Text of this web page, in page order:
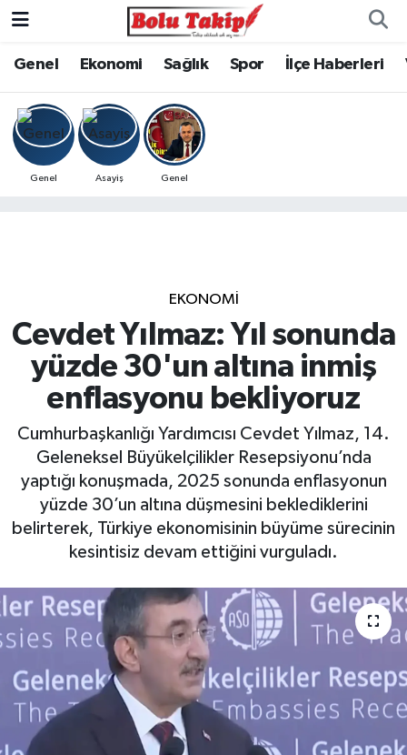
Genel Ekonomi Sağlık Spor İlçe Haberleri
Genel Asayiş Genel
EKONOMİ
Cevdet Yılmaz: Yıl sonunda
yüzde 30'un altına inmiş
enflasyonu bekliyoruz
Cumhurbaşkanlığı Yardımcısı Cevdet Yılmaz, 14.
Geleneksel Büyükelçilikler Resepsiyonu’nda
yaptığı konuşmada, 2025 sonunda enflasyonun
yüzde 30’un altına düşmesini beklediklerini
belirterek, Türkiye ekonomisinin büyüme sürecinin
kesintisiz devam ettiğini vurguladı.